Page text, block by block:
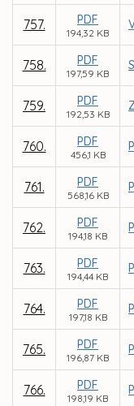
757. PDF
194,32 KB
758. PDF
197,59 KB
759. PDF
192,53 KB
760. PDF
456,1 KB
761. PDF
568,16 KB
762. PDF
194,18 KB
763. PDF
194,44 KB
764. PDF
197,18 KB
765. PDF
196,87 KB
766. PDF
198,19 KB